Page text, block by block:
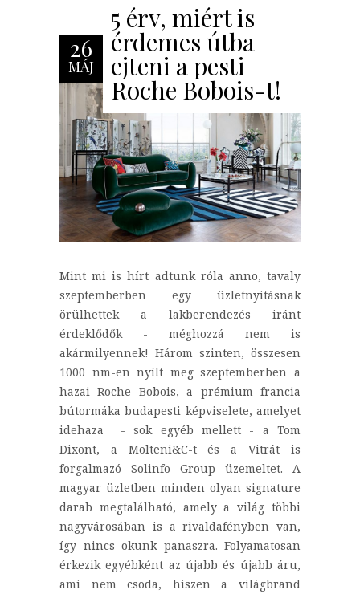
26
MÁJ
5 érv, miért is
érdemes útba
ejteni a pesti
Roche Bobois-t!
Mint mi is hírt adtunk róla anno, tavaly
szeptemberben egy üzletnyitásnak
örülhettek a lakberendezés iránt
érdeklődők - méghozzá nem is
akármilyennek! Három szinten, összesen
1000 nm-en nyílt meg szeptemberben a
hazai Roche Bobois, a prémium francia
bútormáka budapesti képviselete, amelyet
idehaza - sok egyéb mellett - a Tom
Dixont, a Molteni&C-t és a Vitrát is
forgalmazó Solinfo Group üzemeltet. A
magyar üzletben minden olyan signature
darab megtalálható, amely a világ többi
nagyvárosában is a rivaldafényben van,
így nincs okunk panaszra. Folyamatosan
érkezik egyébként az újabb és újabb áru,
ami nem csoda, hiszen a világbrand